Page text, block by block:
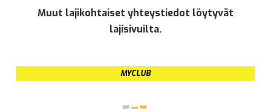
Muut lajikohtaiset yhteystiedot löytyvät
lajisivuilta.
MYCLUB